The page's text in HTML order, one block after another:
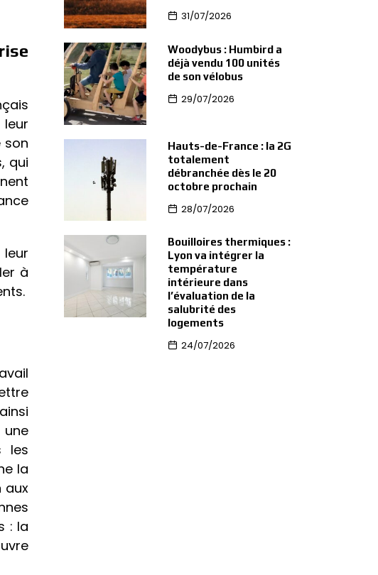
son
qui
à
une
les
la
aux
: la
31/07/2026
Woodybus : Humbird a
déjà vendu 100 unités
de son vélobus
29/07/2026
Hauts-de-France : la 2G
totalement
débranchée dès le 20
octobre prochain
28/07/2026
Bouilloires thermiques :
Lyon va intégrer la
température
intérieure dans
l’évaluation de la
salubrité des
logements
24/07/2026